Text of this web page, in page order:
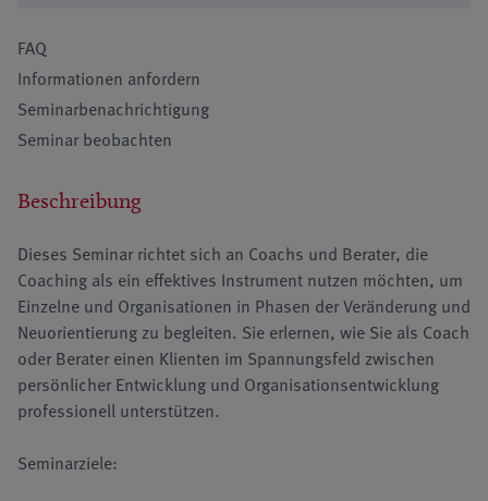
FAQ
Informationen anfordern
Seminarbenachrichtigung
Seminar beobachten
Beschreibung
Dieses Seminar richtet sich an Coachs und Berater, die
Coaching als ein effektives Instrument nutzen möchten, um
Einzelne und Organisationen in Phasen der Veränderung und
Neuorientierung zu begleiten. Sie erlernen, wie Sie als Coach
oder Berater einen Klienten im Spannungsfeld zwischen
persönlicher Entwicklung und Organisationsentwicklung
professionell unterstützen.
Seminarziele: